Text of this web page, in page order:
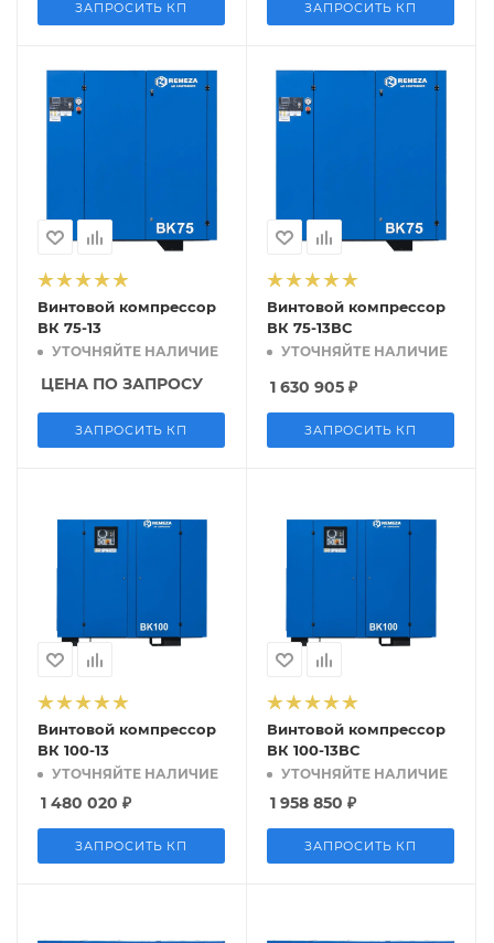
ЗАПРОСИТЬ КП ЗАПРОСИТЬ КП
Винтовой компрессор
ВК 75-13
УТОЧНЯЙТЕ НАЛИЧИЕ
ЦЕНА ПО ЗАПРОСУ
ЗАПРОСИТЬ КП
Винтовой компрессор
ВК 75-13ВС
УТОЧНЯЙТЕ НАЛИЧИЕ
1 630 905 ₽
ЗАПРОСИТЬ КП
Винтовой компрессор
ВК 100-13
УТОЧНЯЙТЕ НАЛИЧИЕ
1 480 020 ₽
ЗАПРОСИТЬ КП
Винтовой компрессор
ВК 100-13ВС
УТОЧНЯЙТЕ НАЛИЧИЕ
1 958 850 ₽
ЗАПРОСИТЬ КП